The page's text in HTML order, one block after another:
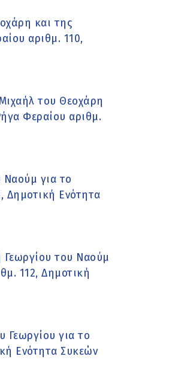
και της
αριθμ. 110,
του Θεοχάρη
Φεραίου αριθμ.
Ναούμ για το
Δημοτική Ενότητα
του Ναούμ
112, Δημοτική
Γεωργίου για το
Ενότητα Συκεών